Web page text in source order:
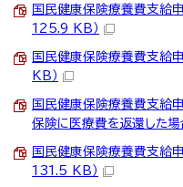
国民健康保険療養費支給
125.9 KB）
国民健康保険療養費支給
KB）
国民健康保険療養費支給
保険に医療費を返還した
国民健康保険療養費支給
131.5 KB）